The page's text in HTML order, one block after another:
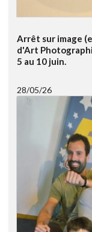
Arrêt sur image
d'Art
5 au 10 juin.
28/05/26